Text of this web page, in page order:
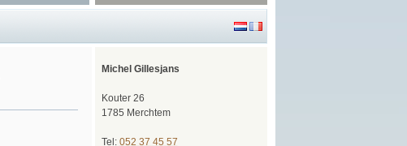
Michel Gillesjans
Kouter 26
1785 Merchtem
Tel: 052 37 45 57